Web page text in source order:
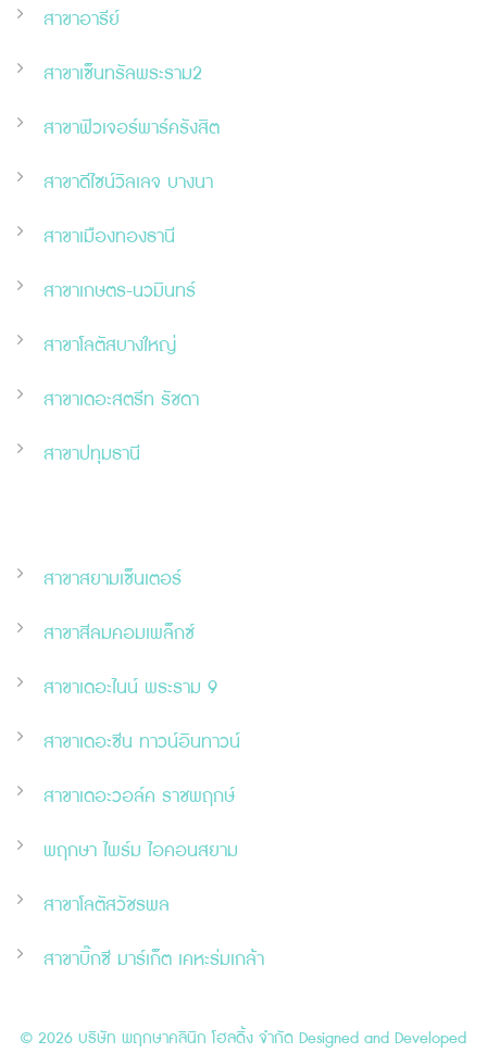
สาขาอารีย์
สาขาเซ็นทรัลพระราม2
สาขาฟิวเจอร์พาร์ครังสิต
สาขาดีไซน์วิลเลจ บางนา
สาขาเมืองทองธานี
สาขาเกษตร-นวมินทร์
สาขาโลตัสบางใหญ่
สาขาเดอะสตรีท รัชดา
สาขาปทุมธานี
สาขาสยามเซ็นเตอร์
สาขาสีลมคอมเพล็กซ์
สาขาเดอะไนน์ พระราม 9
สาขาเดอะซีน ทาวน์อินทาวน์
สาขาเดอะวอล์ค ราชพฤกษ์
พฤกษา ไพร์ม ไอคอนสยาม
สาขาโลตัสวัชรพล
สาขาบิ๊กซี มาร์เก็ต เคหะร่มเกล้า
© 2026 บริษัท พฤกษาคลินิก โฮลดิ้ง จำกัด Designed and Developed